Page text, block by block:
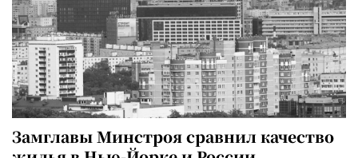
Замглавы Минстроя сравнил качество